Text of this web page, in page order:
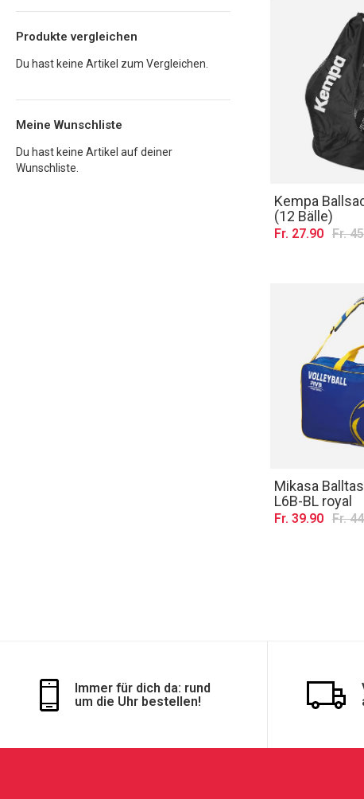
Kempa
(12 Bälle)
Fr. 27.90 Fr.
Mikasa
L6B-BL royal
Fr. 39.90 Fr.
Produkte vergleichen
Du hast keine Artikel zum Vergleichen.
Meine Wunschliste
Du hast keine Artikel auf deiner
Wunschliste.
Immer für dich da: rund
um die Uhr bestellen!